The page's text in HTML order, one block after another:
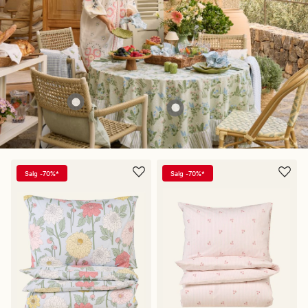
Salg -70%* Salg -70%*